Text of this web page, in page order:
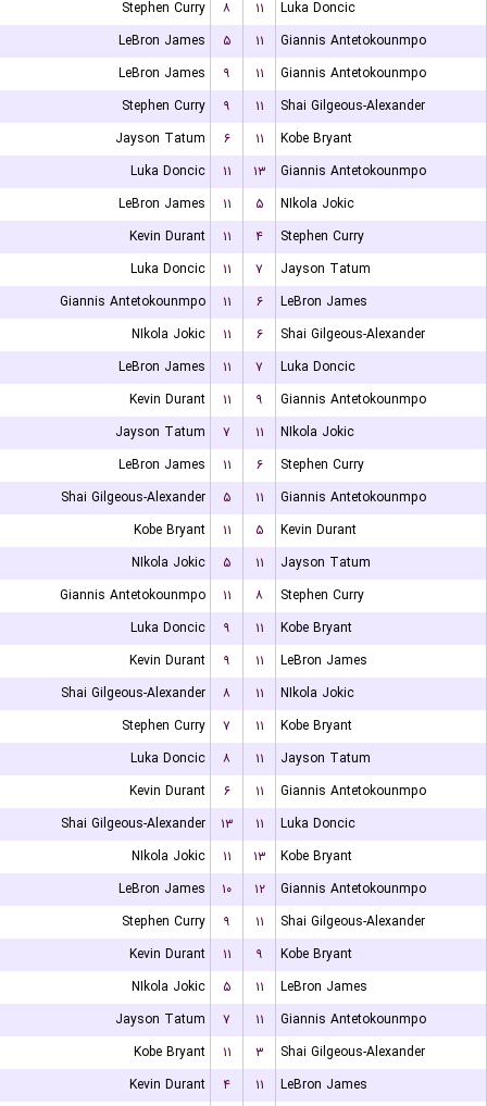
Stephen Curry ۸ ۱۱
Luka Doncic
LeBron James
۵ ۱۱
Giannis Antetokounmpo
LeBron James
۹ ۱۱
Giannis Antetokounmpo
Stephen Curry
۹ ۱۱
Shai Gilgeous-Alexander
Jayson Tatum
۶ ۱۱
Kobe Bryant
Luka Doncic
۱۱ ۱۳
Giannis Antetokounmpo
LeBron James
۱۱ ۵
NIkola Jokic
Kevin Durant
۱۱ ۴
Stephen Curry
Luka Doncic
۱۱ ۷
Jayson Tatum
Giannis Antetokounmpo
۱۱ ۶
LeBron James
NIkola Jokic
۱۱ ۶
Shai Gilgeous-Alexander
LeBron James
۱۱ ۷
Luka Doncic
Kevin Durant
۱۱ ۹
Giannis Antetokounmpo
Jayson Tatum
۷ ۱۱
NIkola Jokic
LeBron James
۱۱ ۶
Stephen Curry
Shai Gilgeous-Alexander
۵ ۱۱
Giannis Antetokounmpo
Kobe Bryant
۱۱ ۵
Kevin Durant
NIkola Jokic
۵ ۱۱
Jayson Tatum
Giannis Antetokounmpo
۱۱ ۸
Stephen Curry
Luka Doncic
۹ ۱۱
Kobe Bryant
Kevin Durant
۹ ۱۱
LeBron James
Shai Gilgeous-Alexander
۸ ۱۱
NIkola Jokic
Stephen Curry
۷ ۱۱
Kobe Bryant
Luka Doncic
۸ ۱۱
Jayson Tatum
Kevin Durant
۶ ۱۱
Giannis Antetokounmpo
Shai Gilgeous-Alexander
۱۳ ۱۱
Luka Doncic
NIkola Jokic
۱۱ ۱۳
Kobe Bryant
LeBron James
۱۰ ۱۲
Giannis Antetokounmpo
Stephen Curry
۹ ۱۱
Shai Gilgeous-Alexander
Kevin Durant
۱۱ ۹
Kobe Bryant
NIkola Jokic
۵ ۱۱
LeBron James
Jayson Tatum
۷ ۱۱
Giannis Antetokounmpo
Kobe Bryant
۱۱ ۳
Shai Gilgeous-Alexander
Kevin Durant
۴ ۱۱
LeBron James